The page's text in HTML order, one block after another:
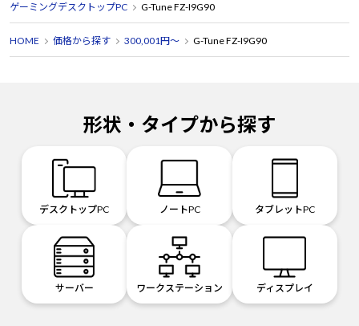
ゲーミングデスクトップPC
G-Tune FZ-I9G90
HOME 価格から探す 300,001円～ G-Tune FZ-I9G90
形状・タイプから探す
デスクトップPC ノートPC タブレットPC
サーバー ワークステーション ディスプレイ